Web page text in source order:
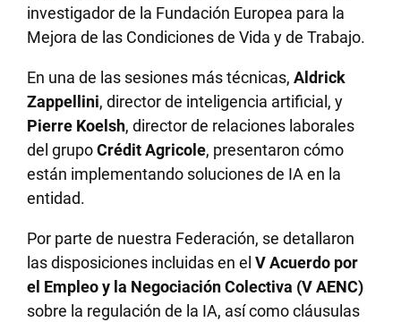
investigador de la Fundación Europea para la
Mejora de las Condiciones de Vida y de Trabajo.
En una de las sesiones más técnicas,Aldrick
Zappellini, director de inteligencia artificial, y
Pierre Koelsh, director de relaciones laborales
del grupoCrédit Agricole, presentaron cómo
están implementando soluciones de IA en la
entidad.
Por parte de nuestra Federación, se detallaron
las disposiciones incluidas en elV Acuerdo por
el Empleo y la Negociación Colectiva (V AENC)
sobre la regulación de la IA, así como cláusulas